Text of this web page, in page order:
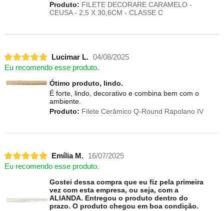
Produto: FILETE DECORARE CARAMELO -
CEUSA - 2,5 X 30,6CM - CLASSE C
Lucimar L. 04/08/2025
Eu recomendo esse produto.
Ótimo produto, lindo.
É forte, lindo, decorativo e combina bem com o
ambiente.
Produto: Filete Cerâmico Q-Round Rapolano IV
Emília M.
16/07/2025
Eu recomendo esse produto.
Gostei dessa compra que eu fiz pela primeira
vez com esta empresa, ou seja, com a
ALIANDA. Entregou o produto dentro do
prazo. O produto chegou em boa condição.